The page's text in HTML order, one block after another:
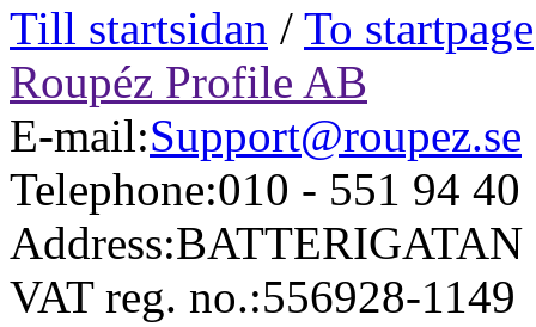
Till startsidan / To startpage
Roupéz Profile AB
E-mail:Support@roupez.se
Telephone:010 - 551 94 40
Address:BATTERIGATAN
VAT reg. no.:556928-1149